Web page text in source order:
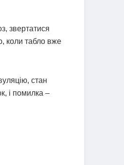
звертатися
коли табло вже
стан
і помилка –